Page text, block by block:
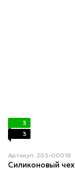
3
3
Артикул: 203-00018
Силиконовый